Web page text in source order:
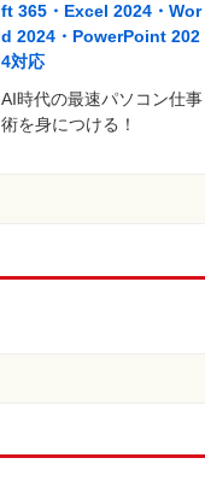
ft 365・Excel 2024・Wor
d 2024・PowerPoint 202
4対応
AI時代の最速パソコン仕事
術を身につける！